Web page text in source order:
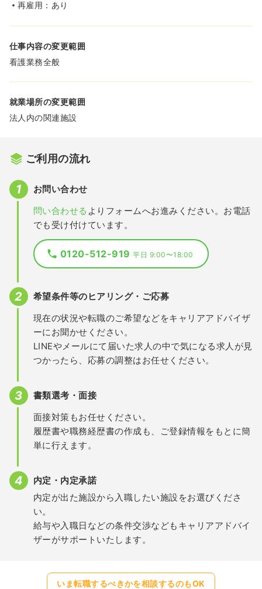
再雇用：あり
仕事内容の変更範囲
看護業務全般
就業場所の変更範囲
法人内の関連施設
ご利用の流れ
お問い合わせ
問い合わせる よりフォームへお進みください。お電話
でも受け付けています。
0120-512-919平日 9:00〜18:00
希望条件等のヒアリング・ご応募
現在の状況や転職のご希望などをキャリアアドバイザ
ーにお聞かせください。
LINEやメールにて届いた求人の中で気になる求人が見
つかったら、応募の調整はお任せください。
書類選考・面接
面接対策もお任せください。
履歴書や職務経歴書の作成も、ご登録情報をもとに簡
単に行えます。
内定・内定承諾
内定が出た施設から入職したい施設をお選びくださ
い。
給与や入職日などの条件交渉などもキャリアアドバイ
ザーがサポートいたします。
いま転職するべきかを相談するのもOK